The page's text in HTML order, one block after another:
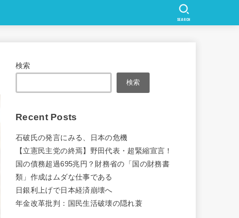
SEARCH
検索
検索
Recent Posts
石破氏の発言にみる、日本の危機
【立憲民主党の終焉】野田代表・超緊縮宣言！
国の債務超過695兆円？財務省の「国の財務書
類」作成はムダな仕事である
日銀利上げで日本経済崩壊へ
年金改革批判：国民生活破壊の隠れ蓑